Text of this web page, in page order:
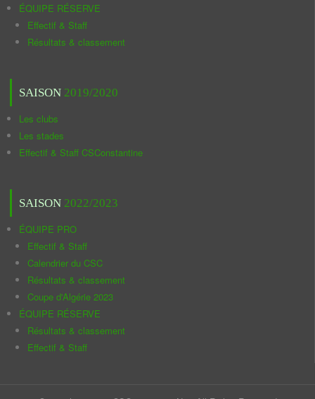
ÉQUIPE RÉSERVE
Effectif & Staff
Résultats & classement
SAISON 2019/2020
Les clubs
Les stades
Effectif & Staff CSConstantine
SAISON 2022/2023
ÉQUIPE PRO
Effectif & Staff
Calendrier du CSC
Résultats & classement
Coupe d'Algérie 2023
ÉQUIPE RÉSERVE
Résultats & classement
Effectif & Staff